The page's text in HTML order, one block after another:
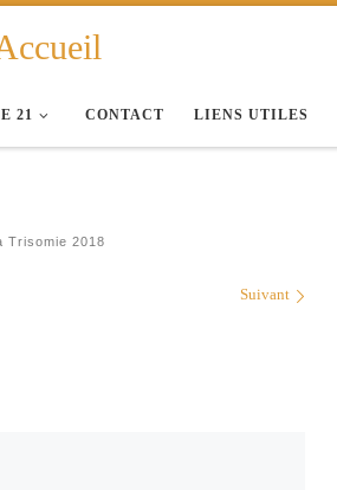
21 CONTACT LIENS UTILES
Trisomie 2018
Suivant